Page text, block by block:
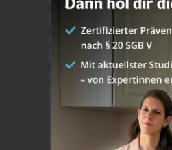
Liebe Melanie, danke,
gemacht hast! Na da
zusammen freuen, ich
gespannt, wie es
annina